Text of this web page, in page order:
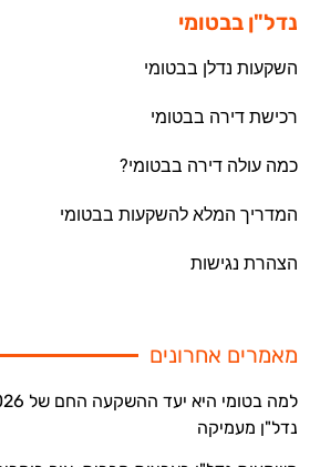
נדל"ן בבטומי
השקעות נדלן בבטומי
רכישת דירה בבטומי
כמה עולה דירה בבטומי?
המדריך המלא להשקעות בבטומי
הצהרת נגישות
מאמרים אחרונים
נדל"ן מעמיקה